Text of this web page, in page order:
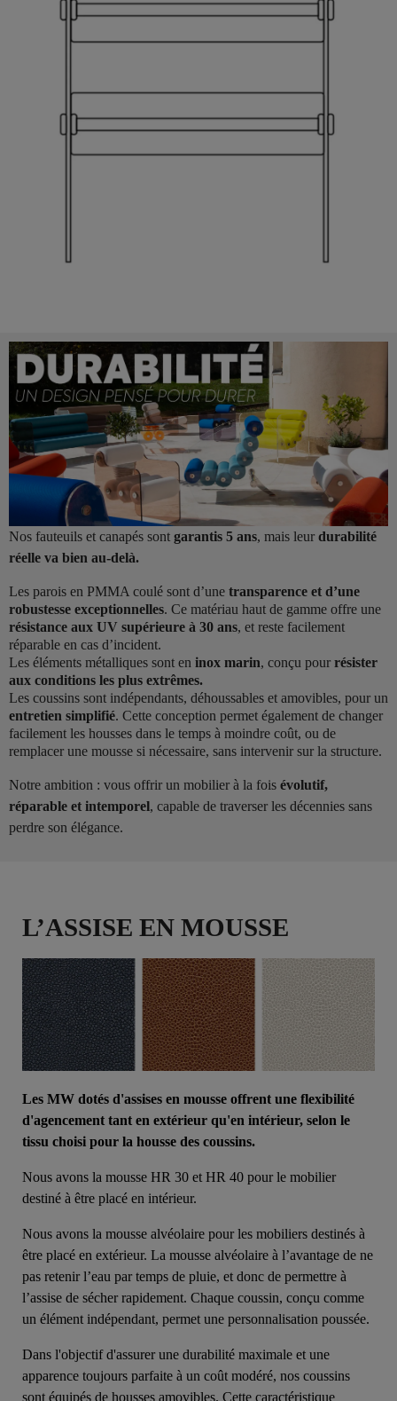
Nos fauteuils et canapés sont garantis 5 ans, mais leur durabilité
réelle va bien au-delà.
Les parois en PMMA coulé sont d’une transparence et d’une
robustesse exceptionnelles. Ce matériau haut de gamme offre une
résistance aux UV supérieure à 30 ans, et reste facilement
réparable en cas d’incident.
Les éléments métalliques sont en inox marin, conçu pour résister
aux conditions les plus extrêmes.
Les coussins sont indépendants, déhoussables et amovibles, pour un
entretien simplifié. Cette conception permet également de changer
facilement les housses dans le temps à moindre coût, ou de
remplacer une mousse si nécessaire, sans intervenir sur la structure.
Notre ambition : vous offrir un mobilier à la fois évolutif,
réparable et intemporel, capable de traverser les décennies sans
perdre son élégance.
L’ASSISE EN MOUSSE
Les MW dotés d'assises en mousse offrent une flexibilité
d'agencement tant en extérieur qu'en intérieur, selon le
tissu choisi pour la housse des coussins.
Nous avons la mousse HR 30 et HR 40 pour le mobilier
destiné à être placé en intérieur.
Nous avons la mousse alvéolaire pour les mobiliers destinés à
être placé en extérieur. La mousse alvéolaire à l’avantage de ne
pas retenir l’eau par temps de pluie, et donc de permettre à
l’assise de sécher rapidement. Chaque coussin, conçu comme
un élément indépendant, permet une personnalisation poussée.
Dans l'objectif d'assurer une durabilité maximale et une
apparence toujours parfaite à un coût modéré, nos coussins
sont équipés de housses amovibles. Cette caractéristique